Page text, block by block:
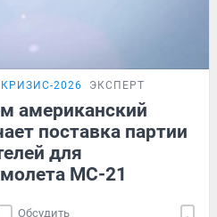
КРИЗИС-2026 ЭКСПЕРТ
американский
поставка партии
для
МС-21
Обсудить